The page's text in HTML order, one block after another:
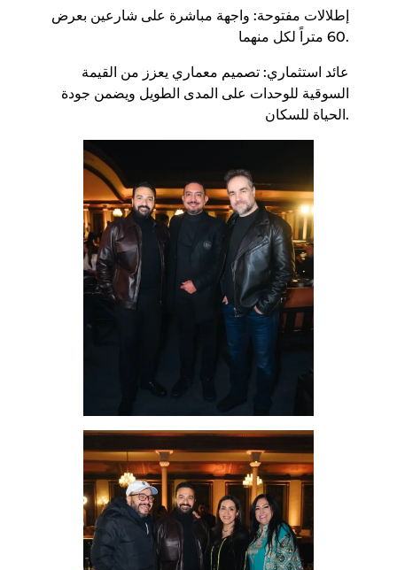
​إطلالات مفتوحة: واجهة مباشرة على شارعين بعرض
60 متراً لكل منهما.
​عائد استثماري: تصميم معماري يعزز من القيمة
السوقية للوحدات على المدى الطويل ويضمن جودة
الحياة للسكان.